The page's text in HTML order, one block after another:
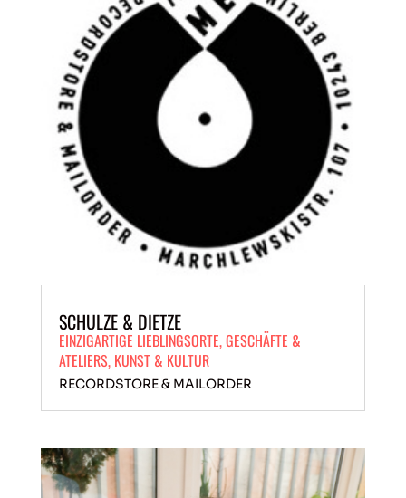
SCHULZE & DIETZE
EINZIGARTIGE LIEBLINGSORTE,GESCHÄFTE &
ATELIERS, KUNST & KULTUR
RECORDSTORE & MAILORDER